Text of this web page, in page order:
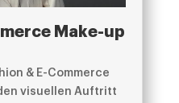
Make-up
& E-Commerce
visuellen Auftritt